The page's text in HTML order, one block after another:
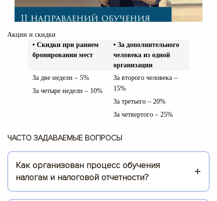
Акции и скидки
• Скидки при раннем
бронировании мест
• За дополнительного
человека из одной
организации
За две недели – 5%
За четыре недели – 10%
За второго человека –
15%
За третьего – 20%
За четвертого – 25%
ЧАСТО ЗАДАВАЕМЫЕ ВОПРОСЫ
Как организован процесс обучения
налогам и налоговой отчетности?